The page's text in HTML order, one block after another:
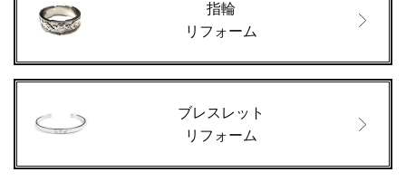
指輪
リフォーム
ブレスレット
リフォーム